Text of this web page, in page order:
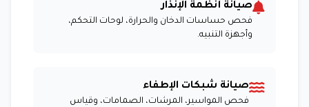
صيانة أنظمة الإنذار
فحص حساسات الدخان والحرارة، لوحات التحكم،
وأجهزة التنبيه.
صيانة شبكات الإطفاء
فحص المواسير، المرشات، الصمامات، وقياس